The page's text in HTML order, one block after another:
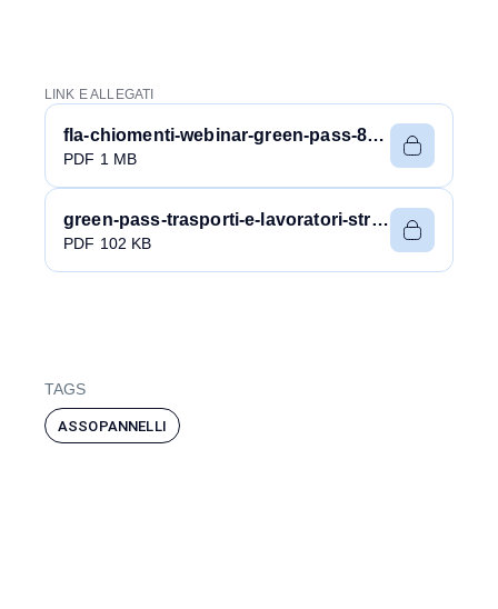
LINK E ALLEGATI
fla-chiomenti-webinar-green-pass-8-ott-21_14395100.pdf
PDF 1 MB
green-pass-trasporti-e-lavoratori-stranieri_542540066.pdf
PDF 102 KB
TAGS
ASSOPANNELLI